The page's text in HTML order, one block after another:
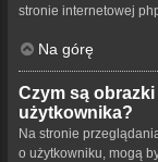
stronie internetowej
Na górę
Czym są
użytkownika?
Na stronie
o użytkowniku, mogą